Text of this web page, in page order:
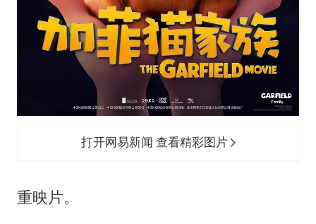
打开网易新闻 查看精彩图片
重映片。